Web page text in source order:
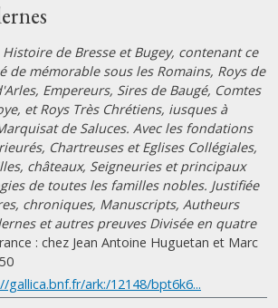
Histoire de Bresse et Bugey, contenant ce
de mémorable sous les Romains, Roys de
Empereurs, Sires de Baugé, Comtes
et Roys Très Chrétiens, iusques à
de Saluces. Avec les fondations
Chartreuses et Eglises Collégiales,
châteaux, Seigneuries et principaux
de toutes les familles nobles. Justifiée
chroniques, Manuscripts, Autheurs
et autres preuves Divisée en quatre
: chez Jean Antoine Huguetan et Marc
gallica.bnf.fr/ark:/12148/bpt6k6...